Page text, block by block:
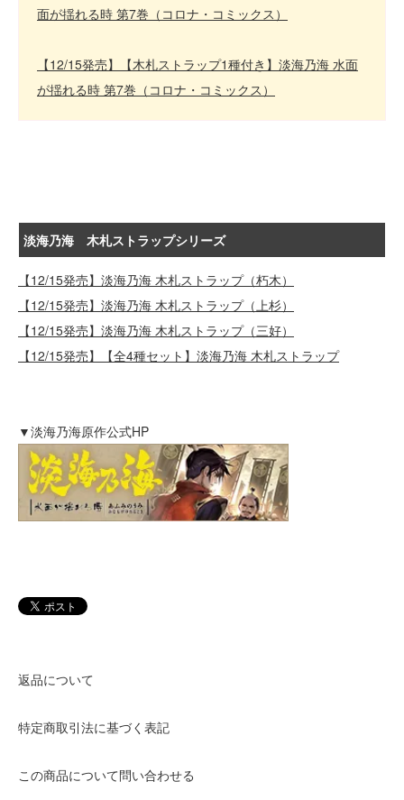
面が揺れる時 第7巻（コロナ・コミックス）
【12/15発売】【木札ストラップ1種付き】淡海乃海 水面
が揺れる時 第7巻（コロナ・コミックス）
淡海乃海 木札ストラップシリーズ
【12/15発売】淡海乃海 木札ストラップ（朽木）
【12/15発売】淡海乃海 木札ストラップ（上杉）
【12/15発売】淡海乃海 木札ストラップ（三好）
【12/15発売】【全4種セット】淡海乃海 木札ストラップ
▼淡海乃海原作公式HP
返品について
特定商取引法に基づく表記
この商品について問い合わせる